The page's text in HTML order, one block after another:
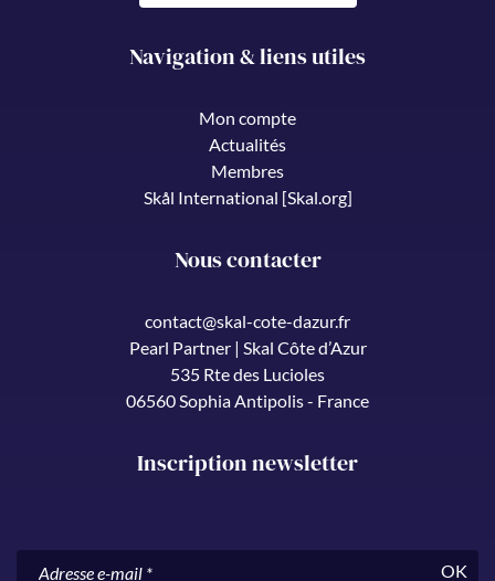
Navigation & liens utiles
Mon compte
Actualités
Membres
Skål International [Skal.org]
Nous contacter
contact@skal-cote-dazur.fr
Pearl Partner | Skal Côte d’Azur
535 Rte des Lucioles
06560 Sophia Antipolis - France
Inscription newsletter
OK